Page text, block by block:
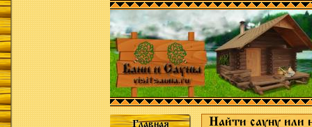
Главная
Найти сауну или